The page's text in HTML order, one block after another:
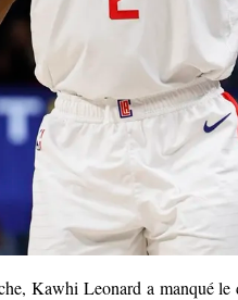
Kawhi Leonard a manqué